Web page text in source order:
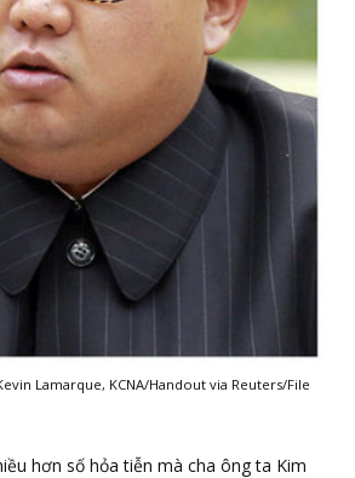
Lamarque, KCNA/Handout via Reuters/File
hơn số hỏa tiễn mà cha ông ta Kim